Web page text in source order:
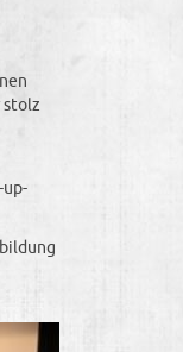
stolz
up-